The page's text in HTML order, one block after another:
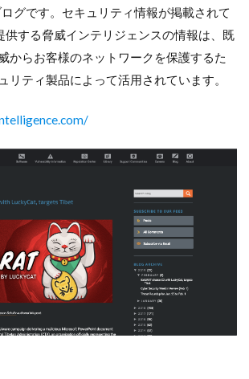
グです。セキュリティ情報が掲載されて
供する脅威インテリジェンスの情報は、既
からお客様のネットワークを保護するた
リティ製品によって活用されています。